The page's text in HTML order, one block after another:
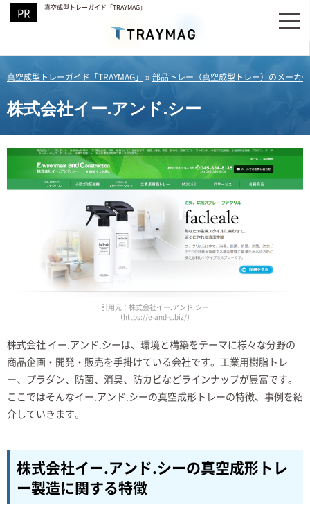
真空成型トレーガイド「TRAYMAG」
真空成型トレーガイド「TRAYMAG」 » 部品トレー（真空成型トレー）のメーカ
株式会社イー.アンド.シー
引用元：株式会社イー.アンド.シー
（https://e-and-c.biz/）
株式会社 イー.アンド.シーは、環境と構築をテーマに様々な分野の
商品企画・開発・販売を手掛けている会社です。工業用樹脂トレ
ー、プラダン、防菌、消臭、防カビなどラインナップが豊富です。
ここではそんなイー.アンド.シーの真空成形トレーの特徴、事例を紹
介していきます。
株式会社イー.アンド.シーの真空成形トレ
ー製造に関する特徴